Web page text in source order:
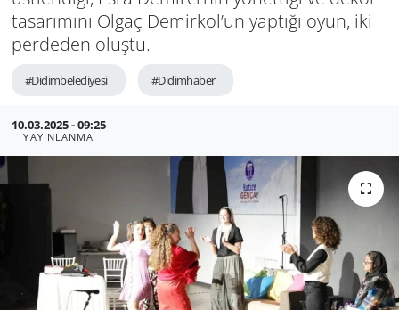
ta­sa­rı­mı­nı Olgaç De­mir­kol’un yap­tı­ğı oyun, iki
per­de­den oluş­tu.
#Didimbelediyesi #Didimhaber
10.03.2025 - 09:25
YAYINLANMA
GÜNDEM
HABERDE İNSAN
KÜLTÜR SANAT
RESMİ İLANLAR
SAĞLIK